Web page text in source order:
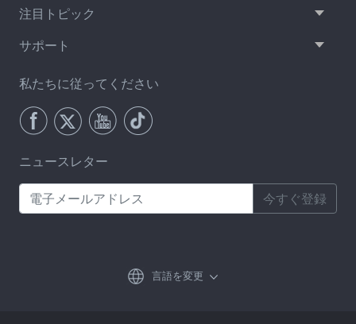
注目トピック
サポート
私たちに従ってください
ニュースレター
今すぐ登録
言語を変更